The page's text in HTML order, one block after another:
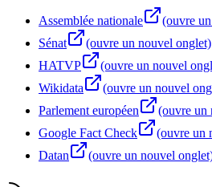
Assemblée nationale
(ouvre
Sénat
(ouvre un nouvel onglet)
HATVP
(ouvre un nouvel
Wikidata
(ouvre un nouvel
Parlement européen
(ouvre un
Google Fact Check
(ouvre un
Datan
(ouvre un nouvel